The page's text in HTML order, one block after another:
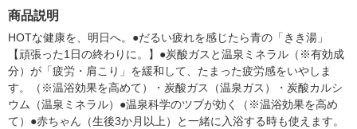
アース製薬
商品説明
HOTな健康を、明日へ。●だるい疲れを感じたら青の「きき湯」
【頑張った1日の終わりに。】●炭酸ガスと温泉ミネラル（※有効成
分）が「疲労・肩こり」を緩和して、たまった疲労感をいやしま
す。（※温浴効果を高めて）・炭酸ガス（温泉ガス）・炭酸カルシ
ウム（温泉ミネラル）●温泉科学のツブが効く（※温浴効果を高め
て）●赤ちゃん（生後3か月以上）と一緒に入浴する時も使えます。